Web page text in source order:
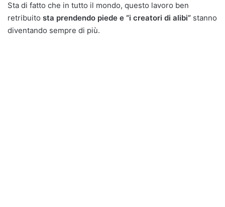
Sta di fatto che in tutto il mondo, questo lavoro ben
retribuito sta prendendo piede e “i creatori di alibi” stanno
diventando sempre di più.